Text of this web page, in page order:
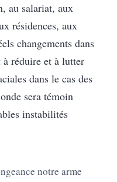
au salariat, aux
résidences, aux
changements dans
réduire et à lutter
dans le cas des
sera témoin
instabilités
notre arme